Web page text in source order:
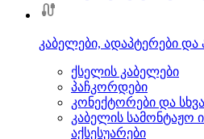
კაბელები, ადაპტერები და
ქსელის კაბელები
პაჩკორდები
კონექტორები და
კაბელის სამონტაჟო
აქსესუარები